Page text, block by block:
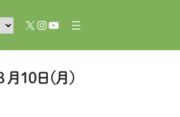
X Instagram
YouTube